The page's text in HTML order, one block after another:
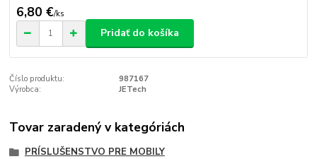
6,80 €/ks
Pridať do košíka
Číslo produktu:
987167
Výrobca:
JETech
Tovar zaradený v kategóriách
PRÍSLUŠENSTVO PRE MOBILY